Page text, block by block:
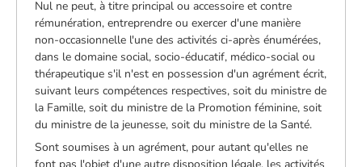
Nul ne peut, à titre principal ou accessoire et contre
rémunération, entreprendre ou exercer d'une manière
non-occasionnelle l'une des activités ci-après énumérées,
dans le domaine social, socio-éducatif, médico-social ou
thérapeutique s'il n'est en possession d'un agrément écrit,
suivant leurs compétences respectives, soit du ministre de
la Famille, soit du ministre de la Promotion féminine, soit
du ministre de la jeunesse, soit du ministre de la Santé.
Sont soumises à un agrément, pour autant qu'elles ne
font pas l'objet d'une autre disposition légale, les activités